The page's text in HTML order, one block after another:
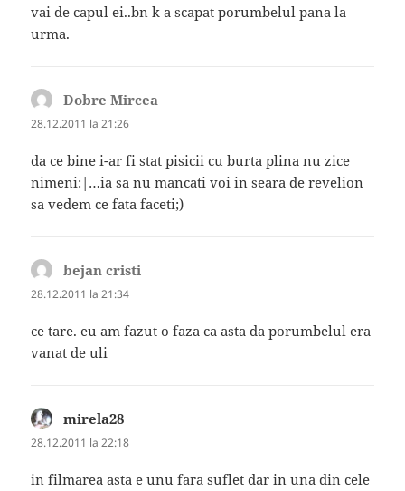
vai de capul ei..bn k a scapat porumbelul pana la
urma.
Dobre Mircea
28.12.2011 la 21:26
da ce bine i-ar fi stat pisicii cu burta plina nu zice
nimeni:|…ia sa nu mancati voi in seara de revelion
sa vedem ce fata faceti;)
bejan cristi
28.12.2011 la 21:34
ce tare. eu am fazut o faza ca asta da porumbelul era
vanat de uli
mirela28
28.12.2011 la 22:18
in filmarea asta e unu fara suflet dar in una din cele